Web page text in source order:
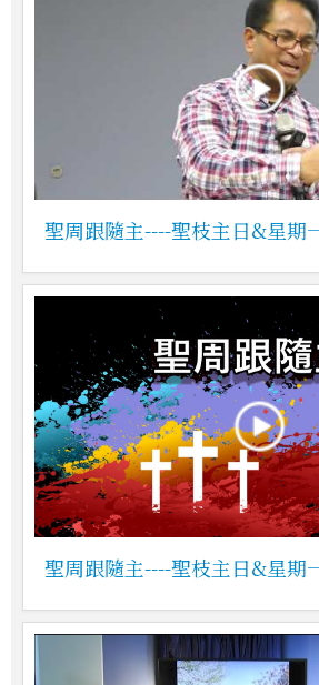
聖周跟隨主----聖枝主日&星期
聖周跟隨主----聖枝主日&星期